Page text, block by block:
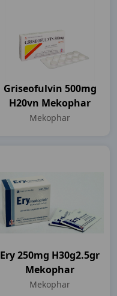
Griseofulvin 500mg
H20vn Mekophar
Mekophar
Ery 250mg H30g2.5gr
Mekophar
Mekophar